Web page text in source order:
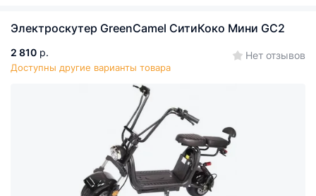
Электроскутер GreenCamel СитиКоко Мини GC2
2 810 р.
Доступны другие варианты товара
Нет отзывов